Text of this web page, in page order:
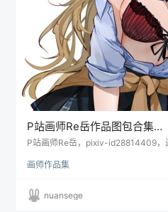
P站画师Re岳作品图包合集
pid39566258[175M]
P站画师Re岳，pixiv-id28814409，
画师作品集
nuansege